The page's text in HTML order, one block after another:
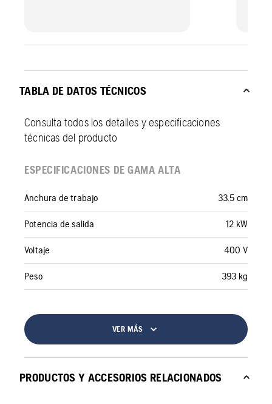
TABLA DE DATOS TÉCNICOS
Consulta todos los detalles y especificaciones
técnicas del producto
ESPECIFICACIONES DE GAMA ALTA
Anchura de trabajo 33.5 cm
Potencia de salida 12 kW
Voltaje 400 V
Peso 393 kg
VER MÁS
PRODUCTOS Y ACCESORIOS RELACIONADOS